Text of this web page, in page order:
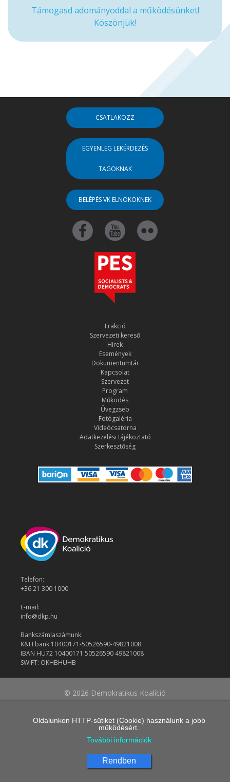
Támogasd adományoddal a működésünket!
Köszönjük!
CSATLAKOZZ
EGYENLEG LEKÉRDEZÉS
TAGOKNAK
BELÉPÉS VK ELNÖKÖKNEK
Frakció
Szervezeti kereső
Hírek
Események
Dokumentumtár
Kapcsolat
Szervezet
Program
Működés
Üvegzseb
Fotógaléria
Videócsatorna
Adatkezelési tájékoztató
Szerkesztőség
Telefon:
+36 21 300 1000
E-mail:
info@dkp.hu
Bankszámlaszámunk:
K&H bank 10400171-50526590-49821008
IBAN HU72 10400171 50526590 49821008
SWIFT: OKHBHUHB
© 2026 Demokratikus Koalíció
Oldalunkon HTTP-sütiket (Cookie) használunk a jobb
működésért.
További információk